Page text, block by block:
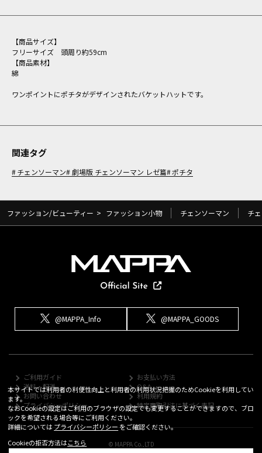
【商品サイズ】
フリーサイズ 頭周り約59cm
【商品素材】
綿
ワンポイントにポチタがデザインされたバケットハットです。
関連タグ
チェンソーマン 劇場版 チェンソーマン レゼ篇 ポチタ
ファッション/ビューティー > ファッション小物 チェンソーマン チ
@MAPPA_Info @MAPPA_GOODS
ご利用ガイド
お支払い方法
送料・配送
Q&A
お問い合わせ
利用規約
プライバシーポリシー
特定商取引法に基づく表記
© MAPPA Co.,LTD
本サイトでは利用者の利便性向上と利用者の利用状況把握のためCookieを利用してい
ます。
なおCookieの設定はご利用のブラウザの設定でも変更することができますので、ブロ
ックを希望される場合等にご利用ください。
詳細についてはプライバシーポリシーをご確認ください。
Cookieの拒否方法はこちら